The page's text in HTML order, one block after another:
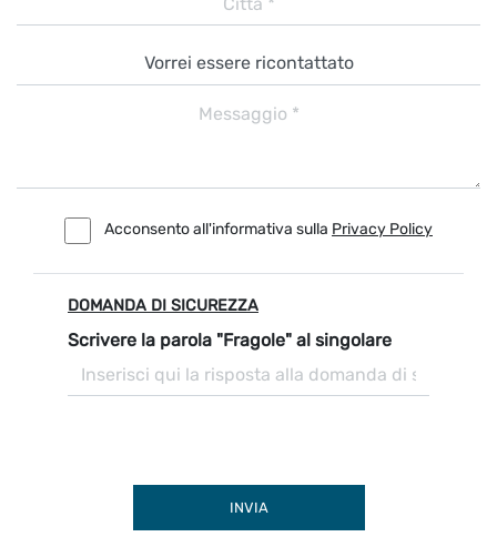
Acconsento all'informativa sulla Privacy Policy
DOMANDA DI SICUREZZA
Scrivere la parola "Fragole" al singolare
INVIA